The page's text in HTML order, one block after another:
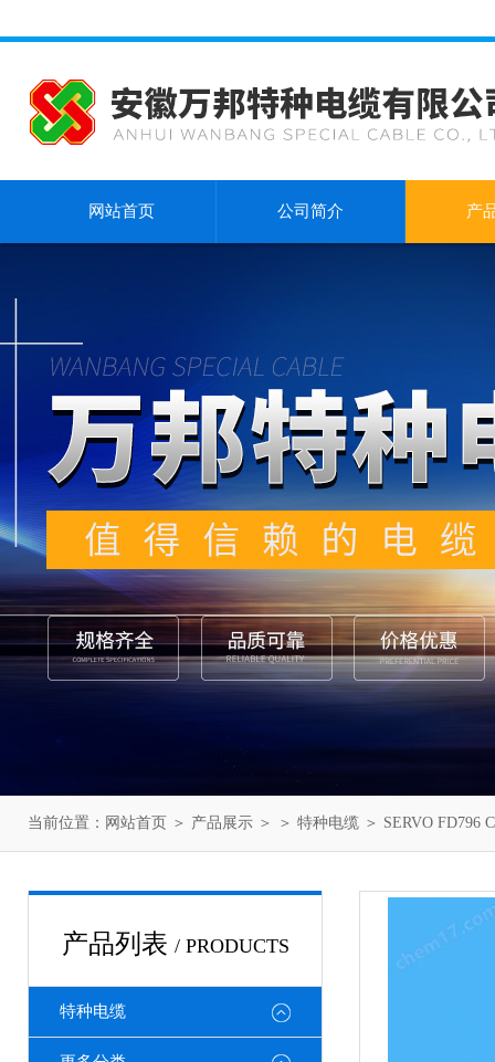
网站首页 公司简介 产
当前位置： 网站首页 ＞ 产品展示 ＞ ＞ 特种电缆 ＞ SERVO FD796
产品列表 / PRODUCTS
特种电缆